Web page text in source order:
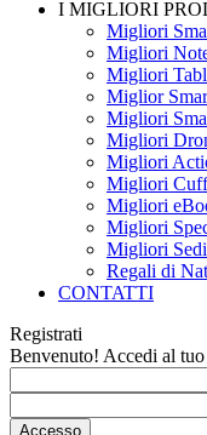
I MIGLIORI
Migliori
Migliori
Migliori
Miglior
Migliori
Migliori
Migliori
Migliori
Migliori
Migliori
Migliori
Regali di
CONTATTI
Registrati
Benvenuto! Accedi al